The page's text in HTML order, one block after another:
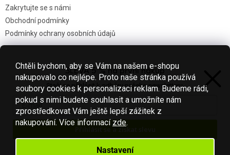
Chtěli bychom, aby se Vám na našem e-shopu
nakupovalo co nejlépe. Proto naše stránka používá
soubory cookies k personalizaci reklam. Budeme rádi,
pokud s nimi budete souhlasit a umožníte nám
zprostředkovat Vám ještě lepší zážitek z
nakupování. Více informací zde.
Nastavení
Zakrytujte se s námi
Obchodní podmínky
Podmínky ochrany osobních údajů
Nákupní košík
0KS /0 KČ
SLEVA 5 % na první nákup
Stačí se přihlásit k odběru našeho newsletteru.
Přihlásit se a získat slevu
Váš e-mail je u nás v bezpečí.